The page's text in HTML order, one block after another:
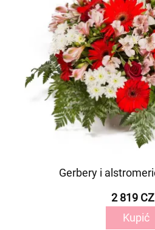
Gerbery i
2 819
Kupić